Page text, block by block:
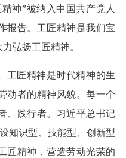
神”被纳入中国共产党人
报告。工匠精神是我们宝
弘扬工匠精神。
工匠精神是时代精神的生
动者的精神风貌。每一个
、践行者。习近平总书记
知识型、技能型、创新型
匠精神，营造劳动光荣的